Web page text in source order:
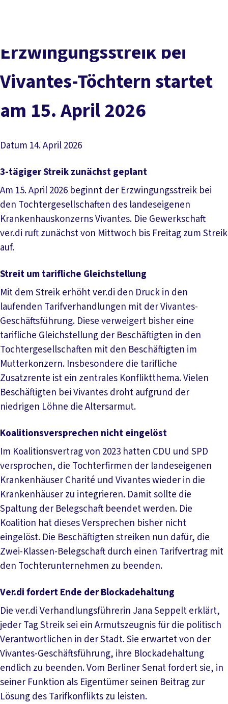
Service
Mitmachen
Erzwingungsstreik bei
Vivantes-Töchtern startet
am 15. April 2026
Datum 14. April 2026
3-tägiger Streik zunächst geplant
Am 15. April 2026 beginnt der Erzwingungsstreik bei
den Tochtergesellschaften des landeseigenen
Krankenhauskonzerns Vivantes. Die Gewerkschaft
ver.di ruft zunächst von Mittwoch bis Freitag zum Streik
auf.
Streit um tarifliche Gleichstellung
Mit dem Streik erhöht ver.di den Druck in den
laufenden Tarifverhandlungen mit der Vivantes-
Geschäftsführung. Diese verweigert bisher eine
tarifliche Gleichstellung der Beschäftigten in den
Tochtergesellschaften mit den Beschäftigten im
Mutterkonzern. Insbesondere die tarifliche
Zusatzrente ist ein zentrales Konfliktthema. Vielen
Beschäftigten bei Vivantes droht aufgrund der
niedrigen Löhne die Altersarmut.
Koalitionsversprechen nicht eingelöst
Im Koalitionsvertrag von 2023 hatten CDU und SPD
versprochen, die Tochterfirmen der landeseigenen
Krankenhäuser Charité und Vivantes wieder in die
Krankenhäuser zu integrieren. Damit sollte die
Spaltung der Belegschaft beendet werden. Die
Koalition hat dieses Versprechen bisher nicht
eingelöst. Die Beschäftigten streiken nun dafür, die
Zwei-Klassen-Belegschaft durch einen Tarifvertrag mit
den Tochterunternehmen zu beenden.
Ver.di fordert Ende der Blockadehaltung
Die ver.di Verhandlungsführerin Jana Seppelt erklärt,
jeder Tag Streik sei ein Armutszeugnis für die politisch
Verantwortlichen in der Stadt. Sie erwartet von der
Vivantes-Geschäftsführung, ihre Blockadehaltung
endlich zu beenden. Vom Berliner Senat fordert sie, in
seiner Funktion als Eigentümer seinen Beitrag zur
Lösung des Tarifkonflikts zu leisten.